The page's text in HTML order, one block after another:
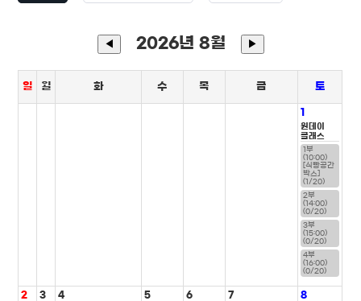
◀ 2026년 8월 ▶
일 월 화 수 목 금 토
1
원데이
클래스
1부
(10:00)
[식빵공간
박스]
(1/20)
2부
(14:00)
(0/20)
3부
(15:00)
(0/20)
4부
(16:00)
(0/20)
2 3 4 5 6 7 8